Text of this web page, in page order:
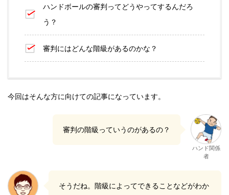
ハンドボールの審判ってどうやってするんだろ
う？
審判にはどんな階級があるのかな？
今回はそんな方に向けての記事になっています。
審判の階級っていうのがあるの？
ハンド関係
者
そうだね。階級によってできることなどがわか